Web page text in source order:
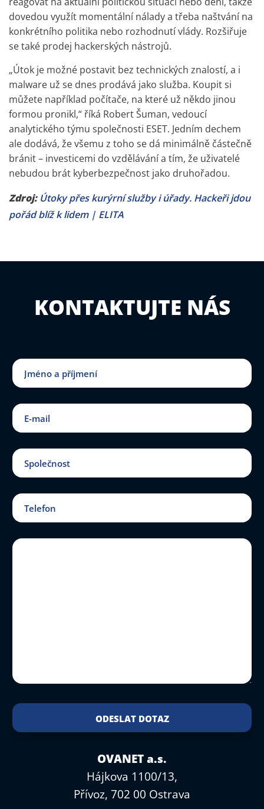
dovedou využít momentální nálady a třeba naštvání na
konkrétního politika nebo rozhodnutí vlády. Rozšiřuje
se také prodej hackerských nástrojů.
„Útok je možné postavit bez technických znalostí, a i
malware už se dnes prodává jako služba. Koupit si
můžete například počítače, na které už někdo jinou
formou pronikl,“ říká Robert Šuman, vedoucí
analytického týmu společnosti ESET. Jedním dechem
ale dodává, že všemu z toho se dá minimálně částečně
bránit – investicemi do vzdělávání a tím, že uživatelé
nebudou brát kyberbezpečnost jako druhořadou.
Zdroj: Útoky přes kurýrní služby i úřady. Hackeři jdou
pořád blíž k lidem | ELITA
KONTAKTUJTE NÁS
OVANET a.s.
Hájkova 1100/13,
Přívoz, 702 00 Ostrava